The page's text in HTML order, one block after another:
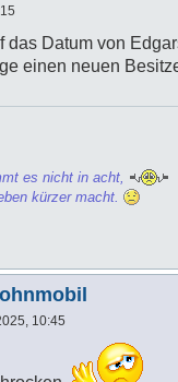
das Datum von
einen neuen
es nicht in acht,
kürzer macht.
10:45